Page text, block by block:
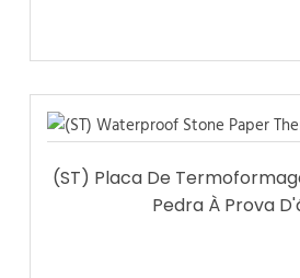
(ST) Placa De
Pedra À Prova